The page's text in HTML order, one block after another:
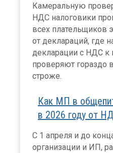
Камеральную
НДС налоговики
всех плательщиков
от деклараций, где
декларации с НДС
проверяют гораздо
строже.
Как МП в
в 2026 году от
С 1 апреля и до
организации и ИП,